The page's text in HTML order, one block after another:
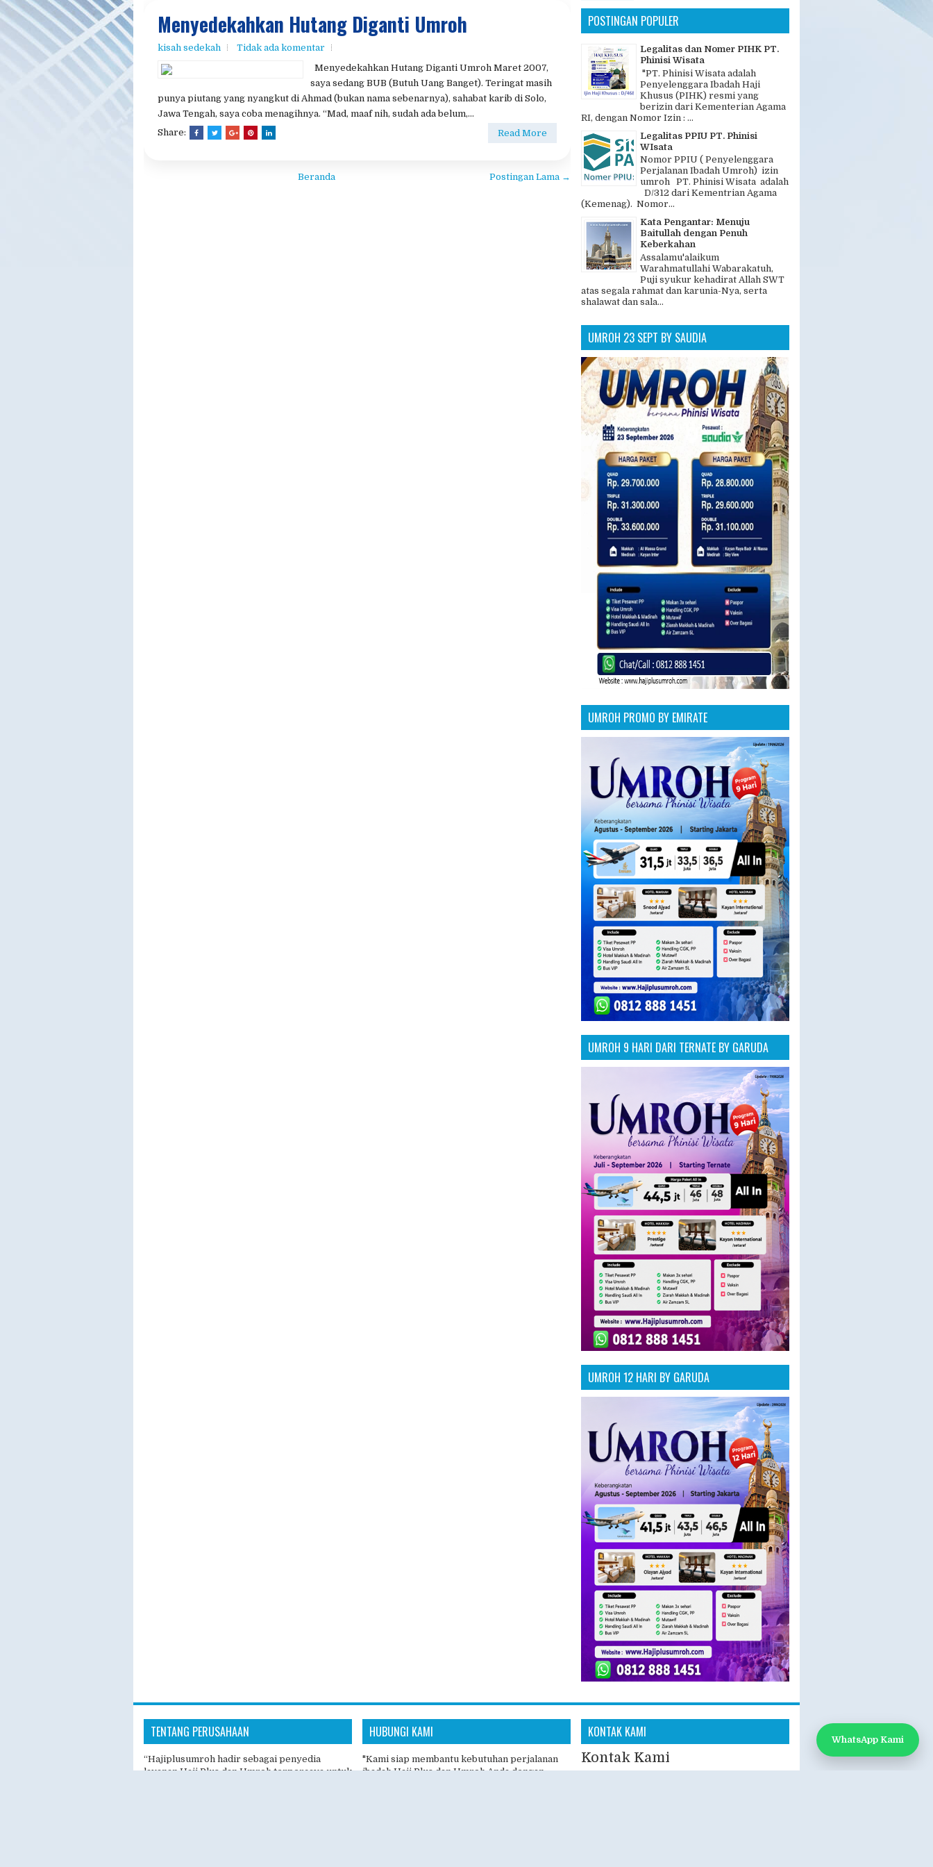
Menyedekahkan Hutang Diganti Umroh
kisah sedekah
Tidak ada komentar
Menyedekahkan Hutang Diganti Umroh Maret 2007,
saya sedang BUB (Butuh Uang Banget). Teringat masih
punya piutang yang nyangkut di Ahmad (bukan nama sebenarnya), sahabat karib di Solo,
Jawa Tengah, saya coba menagihnya. “Mad, maaf nih, sudah ada belum,...
Share:
Read More
Postingan Lama →
Beranda
POSTINGAN POPULER
Legalitas dan Nomer PIHK PT.
Phinisi Wisata
"PT. Phinisi Wisata adalah
Penyelenggara Ibadah Haji
Khusus (PIHK) resmi yang
berizin dari Kementerian Agama
RI, dengan Nomor Izin : ...
Legalitas PPIU PT. Phinisi
WIsata
Nomor PPIU ( Penyelenggara
Perjalanan Ibadah Umroh) izin
umroh PT. Phinisi Wisata adalah
D/312 dari Kementrian Agama
(Kemenag). Nomor...
Kata Pengantar: Menuju
Baitullah dengan Penuh
Keberkahan
Assalamu'alaikum
Warahmatullahi Wabarakatuh,
Puji syukur kehadirat Allah SWT
atas segala rahmat dan karunia-Nya, serta
shalawat dan sala...
UMROH 23 SEPT BY SAUDIA
UMROH PROMO BY EMIRATE
UMROH 9 HARI DARI TERNATE BY GARUDA
UMROH 12 HARI BY GARUDA
TENTANG PERUSAHAAN
“Hajiplusumroh hadir sebagai penyedia
layanan Haji Plus dan Umroh terpercaya untuk
HUBUNGI KAMI
"Kami siap membantu kebutuhan perjalanan
ibadah Haji Plus dan Umroh Anda dengan
KONTAK KAMI
Kontak Kami
WhatsApp Kami